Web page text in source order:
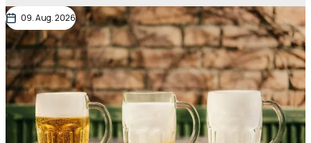
09. Aug. 2026